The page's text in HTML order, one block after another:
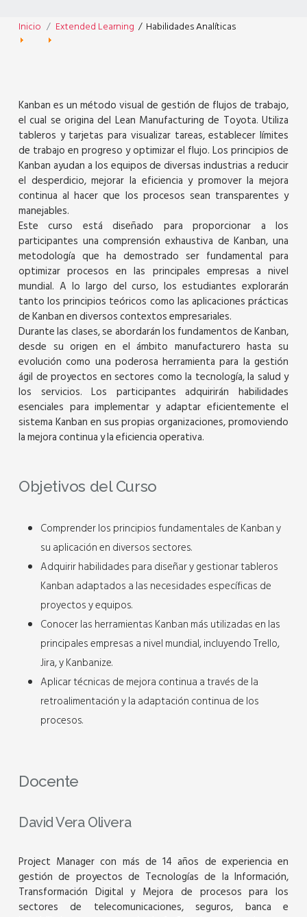
Inicio Extended Learning / Habilidades Analíticas
Kanban es un método visual de gestión de flujos de trabajo,
el cual se origina del Lean Manufacturing de Toyota. Utiliza
tableros y tarjetas para visualizar tareas, establecer límites
de trabajo en progreso y optimizar el flujo. Los principios de
Kanban ayudan a los equipos de diversas industrias a reducir
el desperdicio, mejorar la eficiencia y promover la mejora
continua al hacer que los procesos sean transparentes y
manejables.
Este curso está diseñado para proporcionar a los
participantes una comprensión exhaustiva de Kanban, una
metodología que ha demostrado ser fundamental para
optimizar procesos en las principales empresas a nivel
mundial. A lo largo del curso, los estudiantes explorarán
tanto los principios teóricos como las aplicaciones prácticas
de Kanban en diversos contextos empresariales.
Durante las clases, se abordarán los fundamentos de Kanban,
desde su origen en el ámbito manufacturero hasta su
evolución como una poderosa herramienta para la gestión
ágil de proyectos en sectores como la tecnología, la salud y
los servicios. Los participantes adquirirán habilidades
esenciales para implementar y adaptar eficientemente el
sistema Kanban en sus propias organizaciones, promoviendo
la mejora continua y la eficiencia operativa.
Objetivos del Curso
Comprender los principios fundamentales de Kanban y
su aplicación en diversos sectores.
Adquirir habilidades para diseñar y gestionar tableros
Kanban adaptados a las necesidades específicas de
proyectos y equipos.
Conocer las herramientas Kanban más utilizadas en las
principales empresas a nivel mundial, incluyendo Trello,
Jira, y Kanbanize.
Aplicar técnicas de mejora continua a través de la
retroalimentación y la adaptación continua de los
procesos.
Docente
David Vera Olivera
Project Manager con más de 14 años de experiencia en
gestión de proyectos de Tecnologías de la Información,
Transformación Digital y Mejora de procesos para los
sectores de telecomunicaciones, seguros, banca e